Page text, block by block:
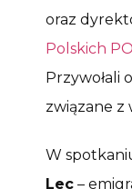
oraz
Polskich
Przywołali
związane z
W
Lec –